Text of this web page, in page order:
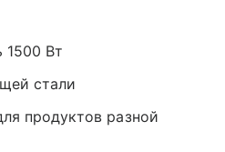
Вт
стали
продуктов разной